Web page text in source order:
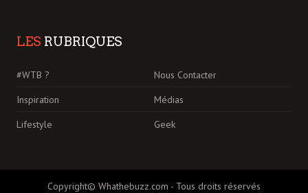
LES RUBRIQUES
#WTB ?
Nous Contacter
Inspiration
Médias
Lifestyle
Geek
Copyright© Whathebuzz.com - Tous droits réservés